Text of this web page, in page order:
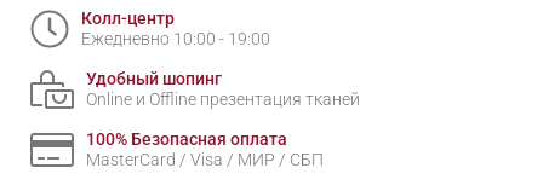
Колл-центр
Ежедневно 10:00 - 19:00
Удобный шопинг
Online и Offline презентация тканей
100% Безопасная оплата
MasterCard / Visa / МИР / СБП